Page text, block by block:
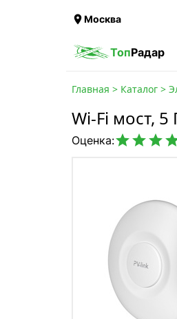
Москва
ТопРадар
Главная > Каталог >
Wi-Fi мост, 5
Оценка: